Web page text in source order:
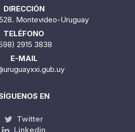
DIRECCIÓN
Montevideo-Uruguay
TELÉFONO
2915 3838
E-MAIL
EN
Twitter
Linkedin